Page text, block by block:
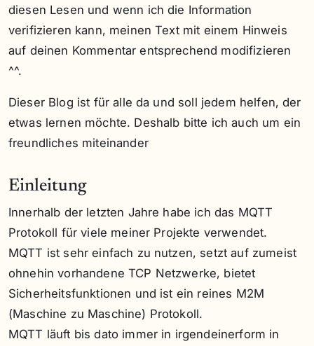
diesen Lesen und wenn ich die Information
verifizieren kann, meinen Text mit einem Hinweis
auf deinen Kommentar entsprechend modifizieren
^^.
Dieser Blog ist für alle da und soll jedem helfen, der
etwas lernen möchte. Deshalb bitte ich auch um ein
freundliches miteinander
Einleitung
Innerhalb der letzten Jahre habe ich das MQTT
Protokoll für viele meiner Projekte verwendet.
MQTT ist sehr einfach zu nutzen, setzt auf zumeist
ohnehin vorhandene TCP Netzwerke, bietet
Sicherheitsfunktionen und ist ein reines M2M
(Maschine zu Maschine) Protokoll.
MQTT läuft bis dato immer in irgendeinerform in